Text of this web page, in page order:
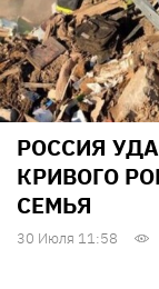
РОССИЯ
КРИВОГО
СЕМЬЯ
30 Июля 11:58